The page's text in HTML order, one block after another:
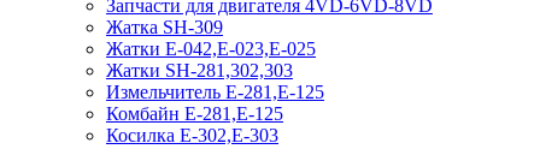
Запчасти для двигателя 4VD-6VD-8VD
Жатка SH-309
Жатки Е-042,Е-023,Е-025
Жатки SH-281,302,303
Измельчитель Е-281,Е-125
Комбайн Е-281,Е-125
Косилка Е-302,Е-303